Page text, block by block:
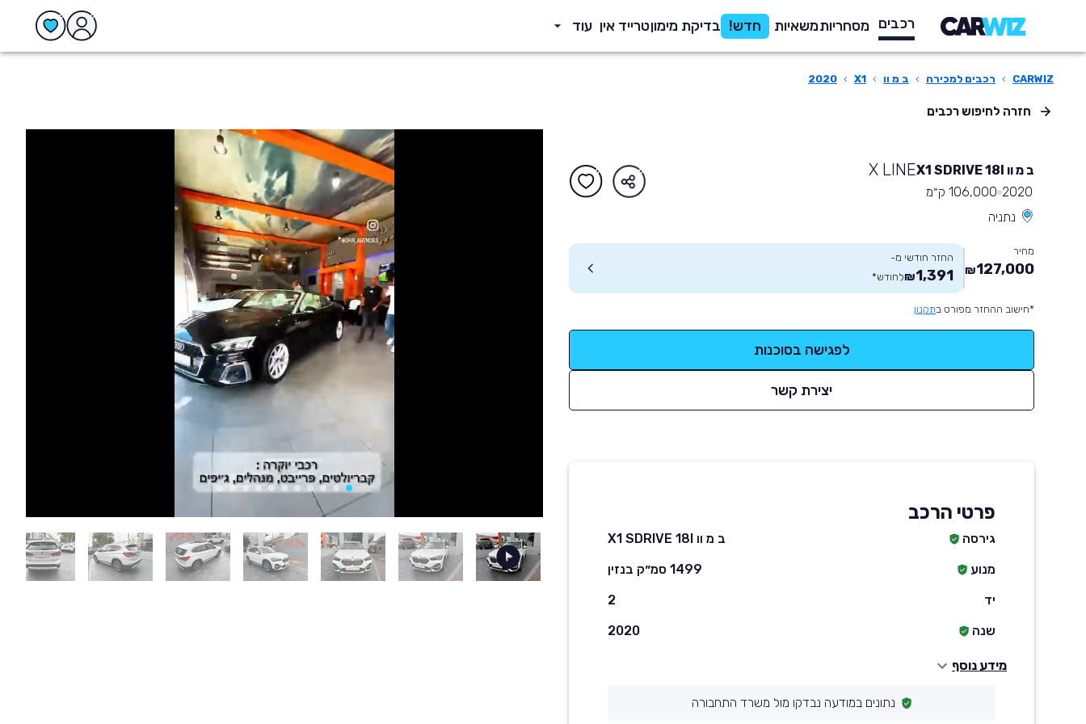
רכבים מסחריותמשאיות חדש! בדיקת מימוןטרייד אין עוד
CARWIZ
› רכבים למכירה › ב מ וו ›
X1
›
2020
חזרה לחיפוש רכבים
ב מ וו X1 SDRIVE 18I X LINE
2020 106,000 ק״מ
נתניה
מחיר
127,000
₪
החזר חודשי מ-
1,391
₪לחודש*
*חישוב ההחזר מפורט בתקנון
לפגישה בסוכנות
יצירת קשר
פרטי הרכב
גירסה
ב מ וו X1 SDRIVE 18I
מנוע
1499 סמ״ק בנזין
יד
2
שנה
2020
מידע נוסף
נתונים במודעה נבדקו מול משרד התחבורה